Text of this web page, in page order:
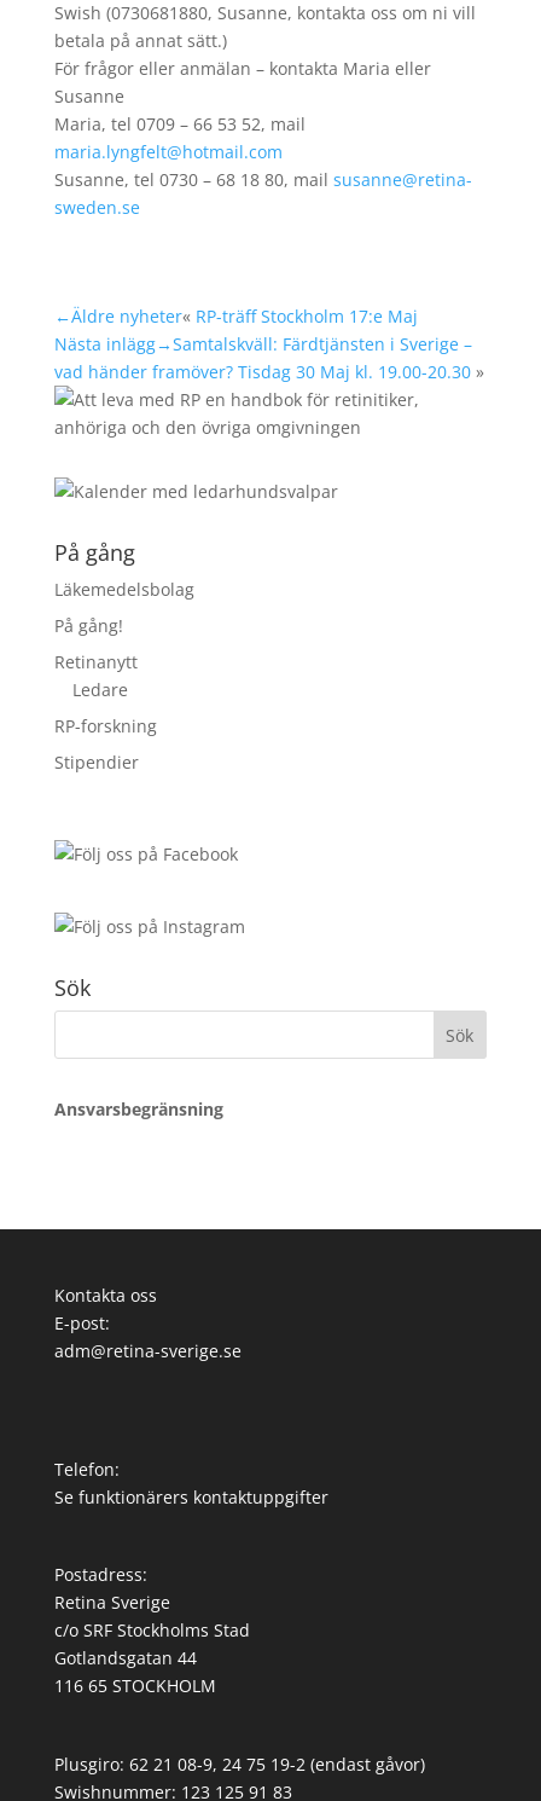
Swish (0730681880, Susanne, kontakta oss om ni vill
betala på annat sätt.)
För frågor eller anmälan – kontakta Maria eller
Susanne
Maria, tel 0709 – 66 53 52, mail
maria.lyngfelt@hotmail.com
Susanne, tel 0730 – 68 18 80, mail susanne@retina-
sweden.se
←Äldre nyheter« RP-träff Stockholm 17:e Maj
Nästa inlägg→Samtalskväll: Färdtjänsten i Sverige –
vad händer framöver? Tisdag 30 Maj kl. 19.00-20.30»
På gång
Läkemedelsbolag
På gång!
Retinanytt
Ledare
RP-forskning
Stipendier
Sök
Sök
Ansvarsbegränsning
Kontakta oss
E-post:
adm@retina-sverige.se
Telefon:
Se funktionärers kontaktuppgifter
Postadress:
Retina Sverige
c/o SRF Stockholms Stad
Gotlandsgatan 44
116 65 STOCKHOLM
Plusgiro: 62 21 08-9, 24 75 19-2 (endast gåvor)
Swishnummer: 123 125 91 83